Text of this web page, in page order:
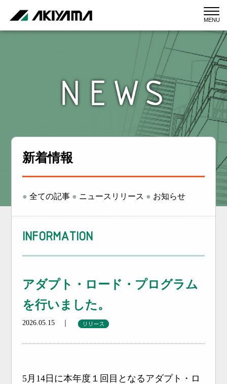
新着情報
●全ての記事 ● ニュースリリース ● お知らせ
INFORMATION
アダプト・ロード・プログラム
を行いました。
2026.05.15 ｜
5月14日に本年度１回目となるアダプト・ロ
MENU